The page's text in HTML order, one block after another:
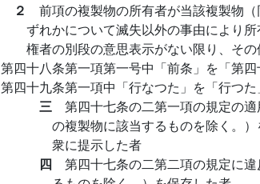
２ 前項の複製物の所有者が当該複製物
ずれかについて滅失以外の事由により
権者の別段の意思表示がない限り、そ
第四十八条第一項第一号中「前条」を「第四
第四十九条第一項中「行なつた」を「行つ
三 第四十七条の二第一項の規定の
の複製物に該当するものを除く。
衆に提示した者
四 第四十七条の二第二項の規定に